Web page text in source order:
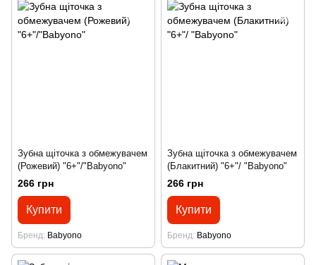
Зубна щіточка з обмежувачем
(Рожевий) "6+"/"Babyono"
266 грн
Купити
Бренд Babyono
Зубна щіточка з обмежувачем
(Блакитний) "6+"/ "Babyono"
266 грн
Купити
Бренд Babyono